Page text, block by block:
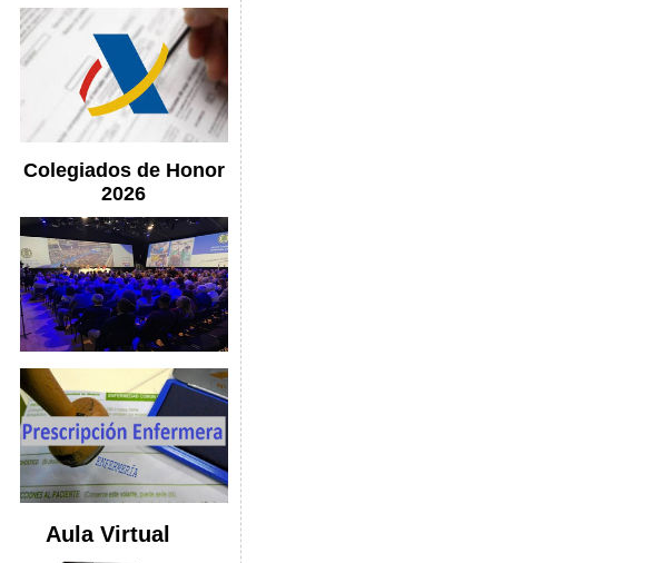
Colegiados de Honor
2026
Aula Virtual